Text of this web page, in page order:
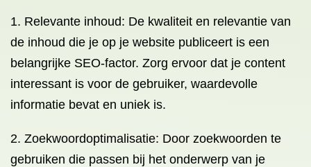
1. Relevante inhoud: De kwaliteit en relevantie van
de inhoud die je op je website publiceert is een
belangrijke SEO-factor. Zorg ervoor dat je content
interessant is voor de gebruiker, waardevolle
informatie bevat en uniek is.
2. Zoekwoordoptimalisatie: Door zoekwoorden te
gebruiken die passen bij het onderwerp van je